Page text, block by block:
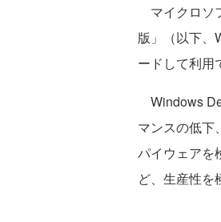
マイクロソ
版」（以下、
ードして利用
Windows
マンスの低下
パイウェアを
ど、生産性を